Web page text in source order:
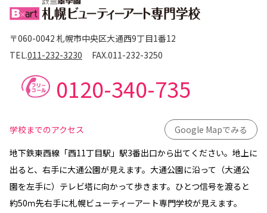
〒060-0042 札幌市中央区大通西9丁目1番12
TEL.011-232-3230 FAX.011-232-3250
0120-340-735
学校までのアクセス
Google Mapでみる
地下鉄東西線「西11丁目駅」駅3番出口から出てください。地上に
出ると、右手に大通公園が見えます。大通公園に沿って（大通公
園を左手に）テレビ塔に向かって歩きます。ひとつ信号を渡ると
約50ｍ先右手に札幌ビューティーアート専門学校が見えます。